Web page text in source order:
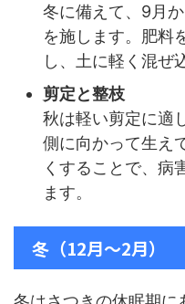
冬に備えて、9月
を施します。肥料
し、土に軽く混ぜ
剪定と整枝
秋は軽い剪定に適
側に向かって生え
くすることで、病
ます。
冬（12月〜2月）